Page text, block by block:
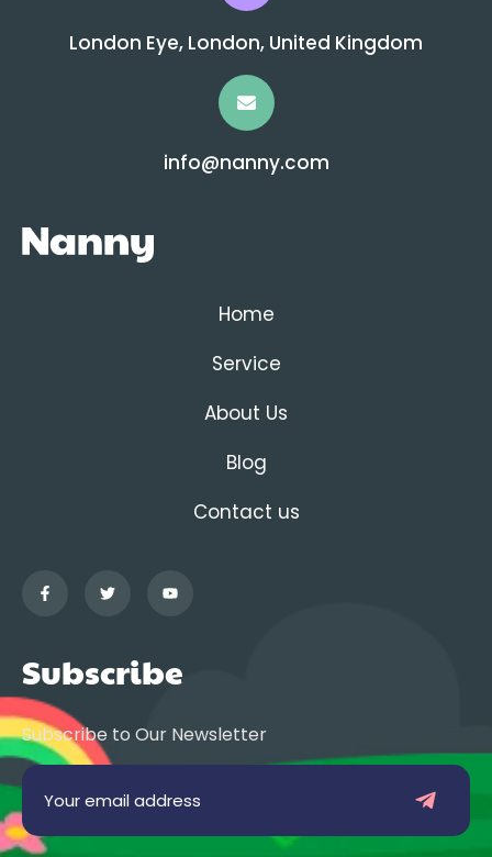
London Eye, London, United Kingdom
info@nanny.com
Home
Service
About Us
Blog
Contact us
Subscribe
Subscribe to Our Newsletter